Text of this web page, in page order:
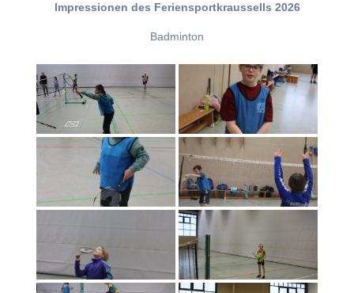
Impressionen des Feriensportkraussells 2026
Badminton